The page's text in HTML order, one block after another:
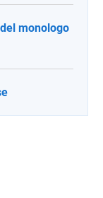
monologo